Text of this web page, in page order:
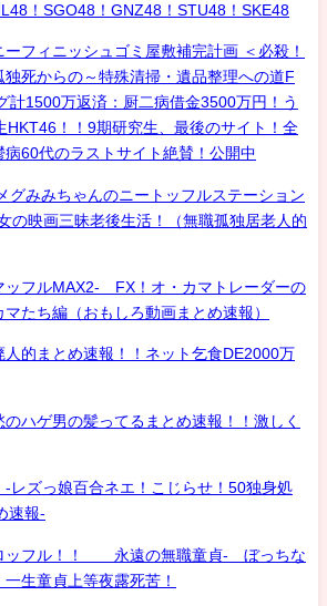
！SGO48！GNZ48！STU48！SKE48
フィニッシュゴミ屋敷補完計画 ＜必殺！
死からの～特殊清掃・遺品整理への道F
計1500万返済：厨二病借金3500万円！う
HKT46！！9期研究生、最後のサイト！全
60代のラストサイト絶賛！公開中
グみみちゃんのニートッフルステーション
の映画三昧老後生活！（無職孤独居老人的
ッフルMAX2- FX！オ・カマトレーダーの
たち編（おもしろ動画まとめ速報）
人的まとめ速報！！ネット乞食DE2000万
ハゲ男の髪ってるまとめ速報！！激しく
-レズっ娘百合ネエ！こじらせ！50独身処
速報-
ッフル！！ 永遠の無職童貞- ぼっちな
生童貞上等夜露死苦！